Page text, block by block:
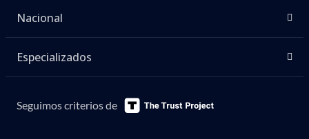
Nacional
Especializados
Seguimos criterios de